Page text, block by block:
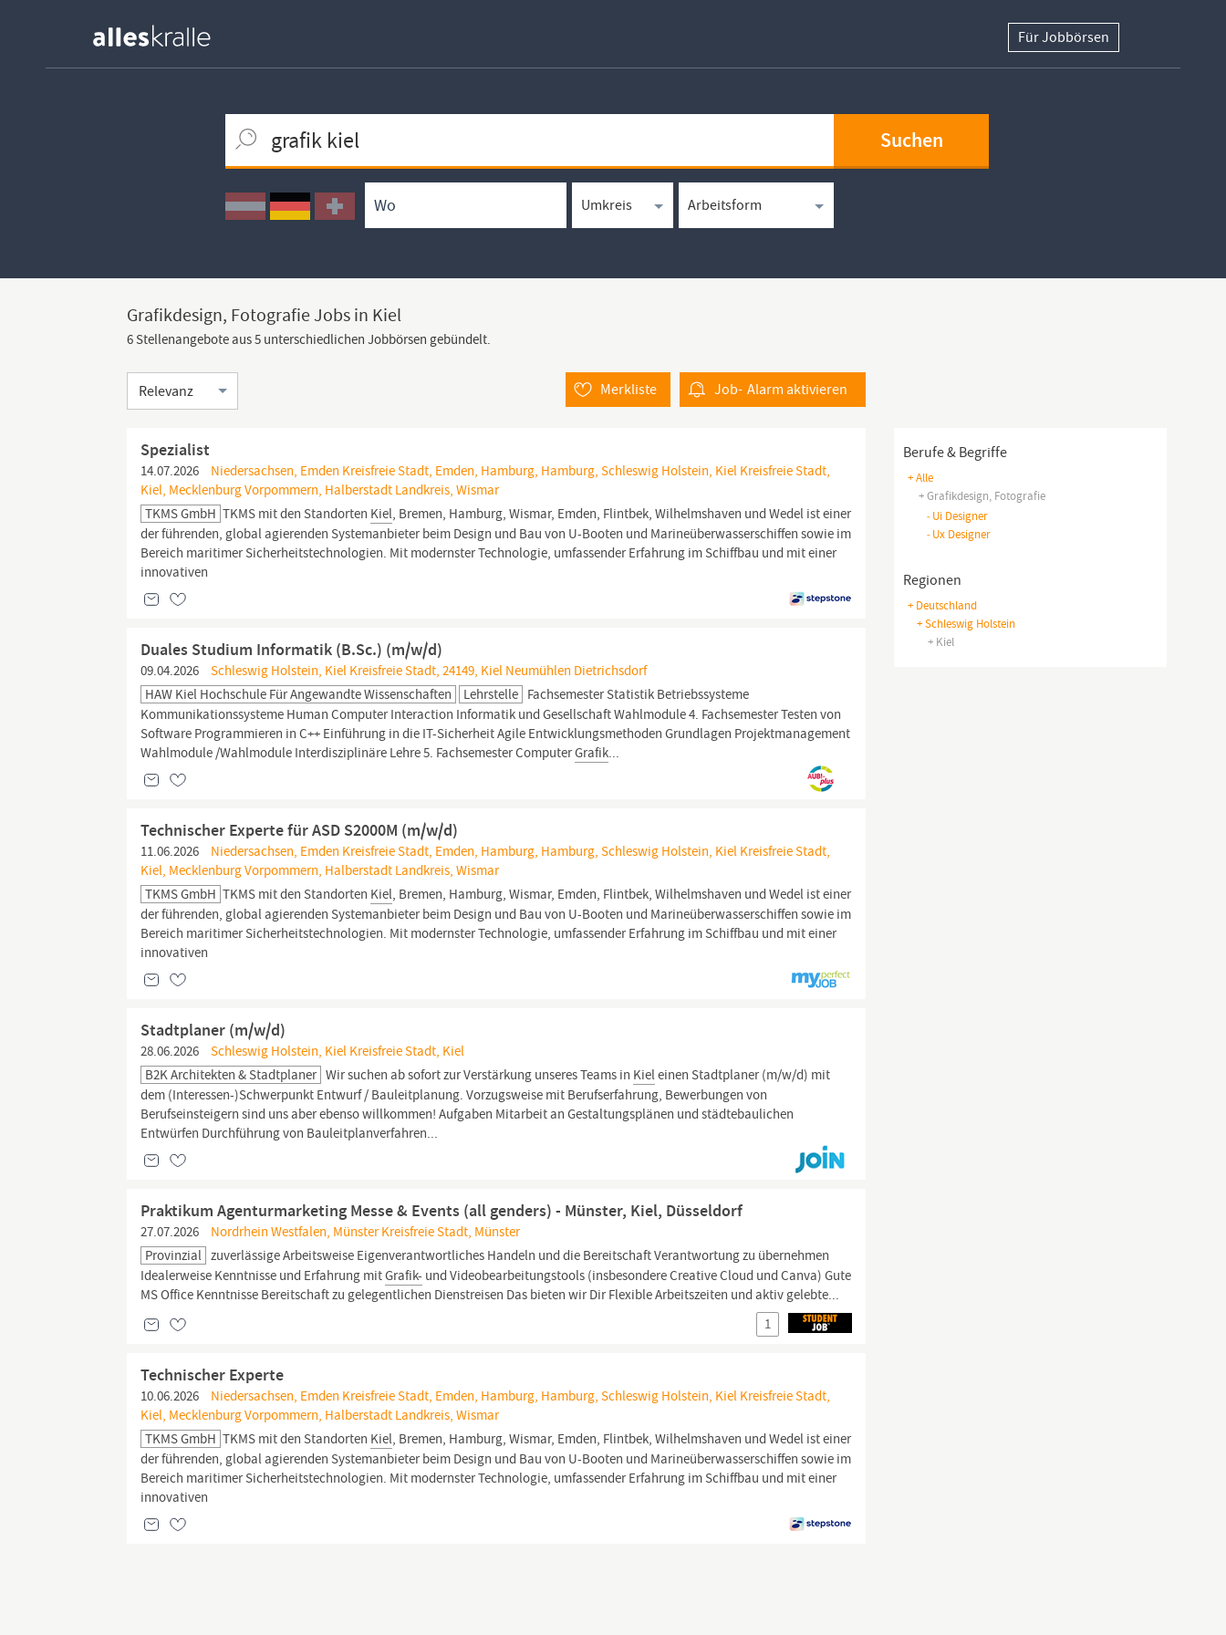
Für Jobbörsen
Ortssuche
Umkreissuche
Arbeitsform
Berufe & Begriffe
+ Alle
+ Grafikdesign, Fotografie
-Ui Designer
-Ux Designer
Regionen
+ Deutschland
+ Schleswig Holstein
+ Kiel
Grafikdesign, Fotografie Jobs in Kiel
6 Stellenangebote aus 5 unterschiedlichen Jobbörsen gebündelt.
Sortierung Job- Alarmaktivieren
Merkliste
Spezialist
14.07.2026
Niedersachsen, Emden Kreisfreie Stadt, Emden, Hamburg, Hamburg, Schleswig Holstein, Kiel Kreisfreie Stadt,
Kiel, Mecklenburg Vorpommern, Halberstadt Landkreis, Wismar
TKMS GmbH TKMS mit den Standorten Kiel, Bremen, Hamburg, Wismar, Emden, Flintbek, Wilhelmshaven und Wedel ist einer
der führenden, global agierenden Systemanbieter beim Design und Bau von U-Booten und Marineüberwasserschiffen sowie im
Bereich maritimer Sicherheitstechnologien. Mit modernster Technologie, umfassender Erfahrung im Schiffbau und mit einer
innovativen
Duales Studium Informatik (B.Sc.) (m/w/d)
09.04.2026
Schleswig Holstein, Kiel Kreisfreie Stadt, 24149, Kiel Neumühlen Dietrichsdorf
HAW Kiel Hochschule Für Angewandte Wissenschaften
Lehrstelle Fachsemester Statistik Betriebssysteme
Kommunikationssysteme Human Computer Interaction Informatik und Gesellschaft Wahlmodule 4. Fachsemester Testen von
Software Programmieren in C++ Einführung in die IT-Sicherheit Agile Entwicklungsmethoden Grundlagen Projektmanagement
Wahlmodule /Wahlmodule Interdisziplinäre Lehre 5. Fachsemester ComputerGrafik...
Technischer Experte für ASD S2000M (m/w/d)
11.06.2026
Niedersachsen, Emden Kreisfreie Stadt, Emden, Hamburg, Hamburg, Schleswig Holstein, Kiel Kreisfreie Stadt,
Kiel, Mecklenburg Vorpommern, Halberstadt Landkreis, Wismar
TKMS GmbH TKMS mit den Standorten Kiel, Bremen, Hamburg, Wismar, Emden, Flintbek, Wilhelmshaven und Wedel ist einer
der führenden, global agierenden Systemanbieter beim Design und Bau von U-Booten und Marineüberwasserschiffen sowie im
Bereich maritimer Sicherheitstechnologien. Mit modernster Technologie, umfassender Erfahrung im Schiffbau und mit einer
innovativen
Stadtplaner (m/w/d)
28.06.2026
Schleswig Holstein, Kiel Kreisfreie Stadt, Kiel
B2K Architekten & Stadtplaner Wir suchen ab sofort zur Verstärkung unseres Teams in Kieleinen Stadtplaner (m/w/d) mit
dem (Interessen-)Schwerpunkt Entwurf / Bauleitplanung. Vorzugsweise mit Berufserfahrung, Bewerbungen von
Berufseinsteigern sind uns aber ebenso willkommen! Aufgaben Mitarbeit an Gestaltungsplänen und städtebaulichen
Entwürfen Durchführung von Bauleitplanverfahren...
Praktikum Agenturmarketing Messe & Events (all genders) - Münster, Kiel, Düsseldorf
27.07.2026
Nordrhein Westfalen, Münster Kreisfreie Stadt, Münster
Provinzial zuverlässige Arbeitsweise Eigenverantwortliches Handeln und die Bereitschaft Verantwortung zu übernehmen
Idealerweise Kenntnisse und Erfahrung mitGrafik- und Videobearbeitungstools (insbesondere Creative Cloud und Canva) Gute
MS Office Kenntnisse Bereitschaft zu gelegentlichen Dienstreisen Das bieten wir Dir Flexible Arbeitszeiten und aktiv gelebte...
1
Technischer Experte
10.06.2026
Niedersachsen, Emden Kreisfreie Stadt, Emden, Hamburg, Hamburg, Schleswig Holstein, Kiel Kreisfreie Stadt,
Kiel, Mecklenburg Vorpommern, Halberstadt Landkreis, Wismar
TKMS GmbH TKMS mit den Standorten Kiel, Bremen, Hamburg, Wismar, Emden, Flintbek, Wilhelmshaven und Wedel ist einer
der führenden, global agierenden Systemanbieter beim Design und Bau von U-Booten und Marineüberwasserschiffen sowie im
Bereich maritimer Sicherheitstechnologien. Mit modernster Technologie, umfassender Erfahrung im Schiffbau und mit einer
innovativen